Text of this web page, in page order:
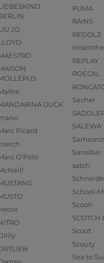
JO
DUCK
Picard
O'Polo
PUMA
RAINS
REDOLZ
REPLAY
ROECKL
Sacher
SALEWA
Sansibar
satch
School-
Scooli
SCOTCH
Scout
Scouty
Sea to